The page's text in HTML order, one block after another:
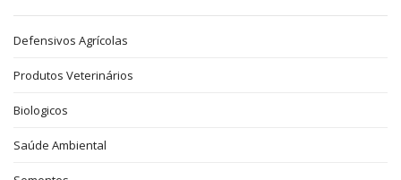
Defensivos Agrícolas
Produtos Veterinários
Biologicos
Saúde Ambiental